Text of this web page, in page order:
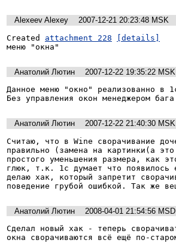
Alexeev Alexey
2007-12-21 20:23:48 MSK
Created attachment 228
[details]
меню "окна"
Анатолий Лютин
2007-12-22 19:35:22 MSK
Данное меню "окно" реализованно в
Без управления окон менеджером
Анатолий Лютин
2007-12-22 21:40:30 MSK
Считаю, что в Wine сворачивание
правильно (замена на картинки(а
простого уменьшения размера, как
глюк, т.к. 1с думает что появилось
делаю хак, который запретит
поведение грубой ошибкой. Так же
Анатолий Лютин
2008-04-01 21:54:56 MSD
Сделал новый хак - теперь
окна сворачиваются всё ещё по-